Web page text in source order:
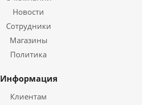
Новости
Сотрудники
Магазины
Политика
Информация
Клиентам